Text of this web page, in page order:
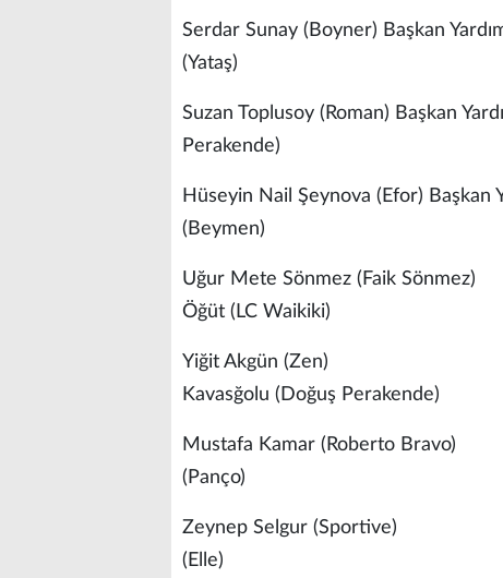
Serdar Sunay (Boyner)
(Yataş)
Suzan Toplusoy (Roman)
Perakende)
Hüseyin Nail Şeynova (Efor)
(Beymen)
Uğur Mete Sönmez (Faik
Öğüt (LC Waikiki)
Yiğit Akgün (Zen)
Kavasğolu (Doğuş Perakende)
Mustafa Kamar (Roberto
(Panço)
Zeynep Selgur (Sportive)
(Elle)